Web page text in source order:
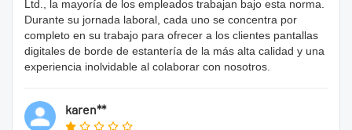
Ltd., la mayoría de los empleados trabajan bajo esta norma.
Durante su jornada laboral, cada uno se concentra por
completo en su trabajo para ofrecer a los clientes pantallas
digitales de borde de estantería de la más alta calidad y una
experiencia inolvidable al colaborar con nosotros.
karen**